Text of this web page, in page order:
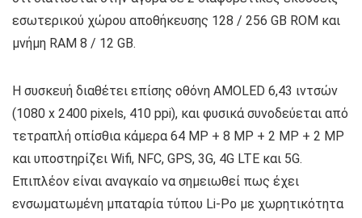
εσωτερικού χώρου αποθήκευσης 128 / 256 GB ROM και
μνήμη RAM 8 / 12 GB.
Η συσκευή διαθέτει επίσης οθόνη AMOLED 6,43 ιντσών
(1080 x 2400 pixels, 410 ppi), και φυσικά συνοδεύεται από
τετραπλή οπίσθια κάμερα 64 MP + 8 MP + 2 MP + 2 MP
και υποστηρίζει Wifi, NFC, GPS, 3G, 4G LTE και 5G.
Επιπλέον είναι αναγκαίο να σημειωθεί πως έχει
ενσωματωμένη μπαταρία τύπου Li-Po με χωρητικότητα